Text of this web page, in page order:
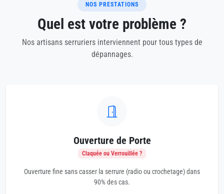
NOS PRESTATIONS
Quel est votre problème ?
Nos artisans serruriers interviennent pour tous types de
dépannages.
Ouverture de Porte
Claquée ou Verrouillée ?
Ouverture fine sans casser la serrure (radio ou crochetage) dans
90% des cas.